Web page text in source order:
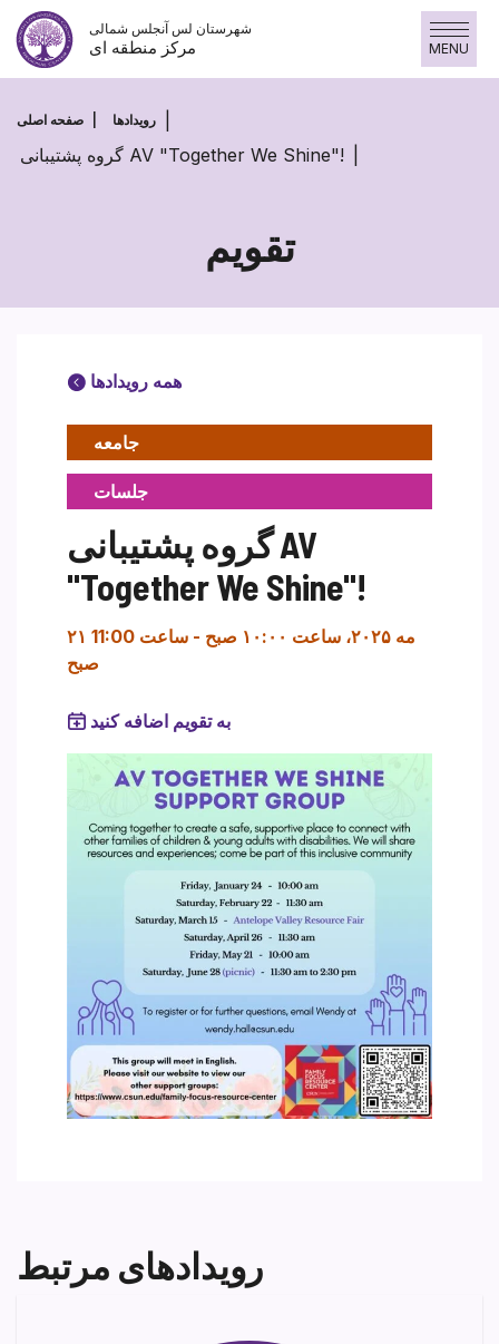
پرش
محتوا
شهرستان لس آنجلس شمالی
مرکز منطقه ای MENU
صفحه اصلی رویدادها
گروه پشتیبانی AV "Together We Shine"!
تقویم
همه رویدادها
جامعه
جلسات
گروه پشتیبانی AV
"Together We Shine"!
۲۱ مه ۲۰۲۵، ساعت ۱۰:۰۰ صبح -
ساعت 11:00
صبح
به تقویم اضافه کنید
رویدادهای مرتبط